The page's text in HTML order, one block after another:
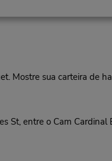
Mostre sua carteira de
St, entre o Cam